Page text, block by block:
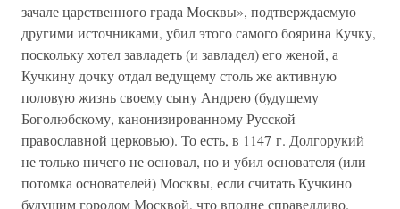
зачале царственного града Москвы», подтверждаемую
другими источниками, убил этого самого боярина Кучку,
поскольку хотел завладеть (и завладел) его женой, а
Кучкину дочку отдал ведущему столь же активную
половую жизнь своему сыну Андрею (будущему
Боголюбскому, канонизированному Русской
православной церковью). То есть, в 1147 г. Долгорукий
не только ничего не основал, но и убил основателя (или
потомка основателей) Москвы, если считать Кучкино
будущим городом Москвой, что вполне справедливо.